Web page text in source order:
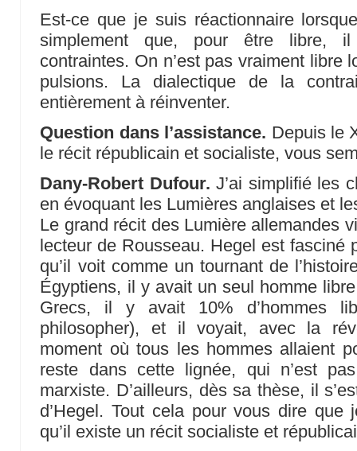
Est-ce que je suis réactionnaire
simplement que, pour être libre, il
contraintes. On n’est pas vraiment libre
pulsions. La dialectique de la
entièrement à réinventer.
Question dans l’assistance. Depuis le
le récit républicain et socialiste, vous
Dany-Robert Dufour. J’ai simplifié les
en évoquant les Lumières anglaises et
Le grand récit des Lumière allemandes
lecteur de Rousseau. Hegel est fasciné
qu’il voit comme un tournant de
Égyptiens, il y avait un seul homme
Grecs, il y avait 10% d’hommes
philosopher), et il voyait, avec la
moment où tous les hommes allaient
reste dans cette lignée, qui n’est
marxiste. D’ailleurs, dès sa thèse, il
d’Hegel. Tout cela pour vous dire que
qu’il existe un récit socialiste et